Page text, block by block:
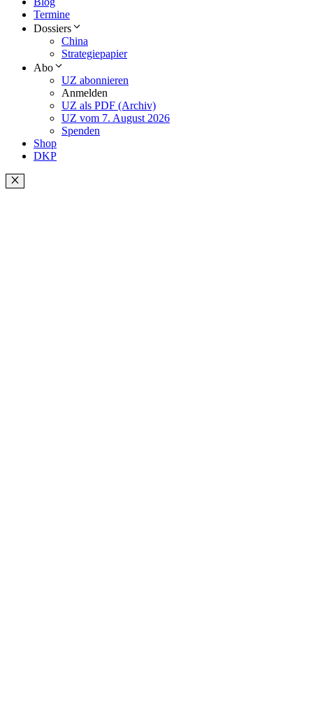
Termine
Dossiers
China
Strategiepapier
Abo
UZ abonnieren
Anmelden
UZ als PDF (Archiv)
UZ vom 7. August 2026
Spenden
Shop
DKP
Schließen